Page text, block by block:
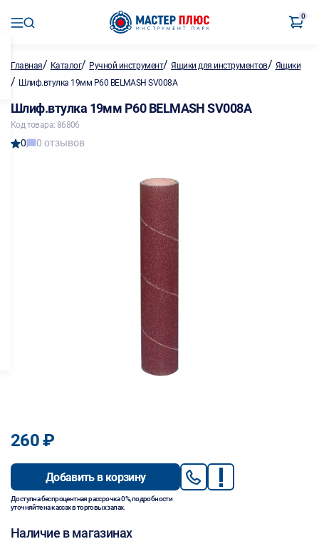
0
Главная/ Каталог/ Ручной инструмент/Ящики для инструментов/ Ящики
/ Шлиф.втулка 19мм P60 BELMASH SV008A
Шлиф.втулка 19мм P60 BELMASH SV008A
Код товара: 86806
0 0 отзывов
260 ₽
Добавить в корзину
Доступна беспроцентная рассрочка 0%, подробности
уточняйте на кассах в торговых залах.
Наличие в магазинах